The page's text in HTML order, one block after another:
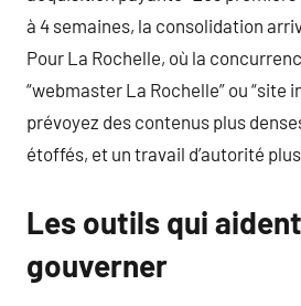
à 4 semaines, la consolidation
Pour La Rochelle, où la
“webmaster La Rochelle” ou “site
prévoyez des contenus plus
étoffés, et un travail d’autorité
Les outils qui
gouverner